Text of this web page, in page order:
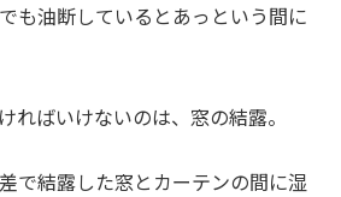
も油断しているとあっという間に
ればいけないのは、窓の結露。
で結露した窓とカーテンの間に湿